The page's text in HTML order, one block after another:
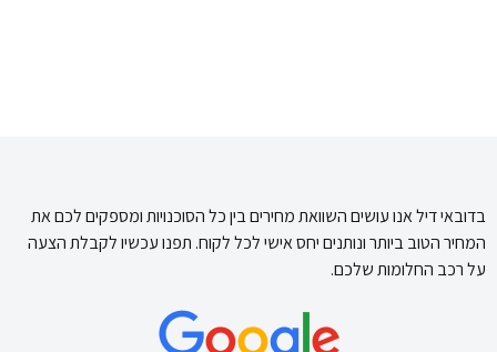
בדובאי דיל אנו עושים השוואת מחירים בין כל הסוכנויות ומספקים לכם את
המחיר הטוב ביותר ונותנים יחס אישי לכל לקוח. תפנו עכשיו לקבלת הצעה
על רכב החלומות שלכם.